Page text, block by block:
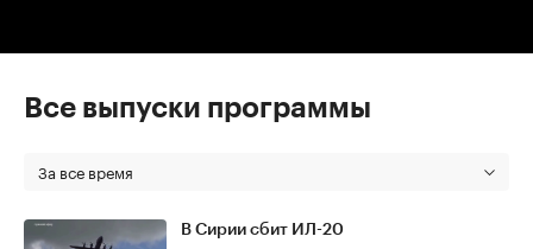
Все выпуски программы
За все время
В Сирии сбит ИЛ-20